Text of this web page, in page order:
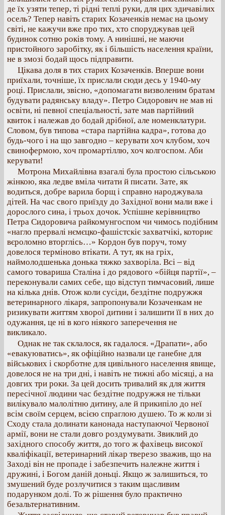
де їх узяти тепер, ті рідні теплі руки, для цих здичавілих
осель? Тепер навіть старих Козаченків немає на цьому
світі, не кажучи вже про тих, хто споруджував цей
будинок сотню років тому. А нинішні, не маючи
пристойного заробітку, як і більшість населення країни,
не в змозі бодай щось підправити.
Цікава доля в тих старих Козаченків. Вперше вони
приїхали, точніше, їх прислали сюди десь у 1940-му
році. Прислали, звісно, «допомагати визволеним братам
будувати радянську владу». Петро Сидорович не мав ні
освіти, ні певної спеціальності, зате мав партійний
квиток і належав до бодай дрібної, але номенклатури.
Словом, був типова «стара партійна кадра», готова до
будь-чого і на що завгодно – керувати хоч клубом, хоч
свинофермою, хоч промартіллю, хоч колгоспом. Аби
керувати!
Мотрона Михайлівна взагалі була простою сільською
жінкою, яка ледве вміла читати й писати. Зате, як
водиться, добре варила борщ і справно народжувала
дітей. На час свого приїзду до Західної вони мали вже і
дорослого сина, і трьох дочок. Успішне керівництво
Петра Сидоровича райкомунгоспом чи чимось подібним
«нагло прервалі нємєцко-фашістскіє захватчікі, коториє
вєроломно вторглісь…» Кордон був поруч, тому
довелося терміново втікати. А тут, як на гріх,
наймолодшенька донька тяжко захворіла. Всі – від
самого товариша Сталіна і до рядового «бійця партії», –
переконували самих себе, що відступ тимчасовий, лише
на кілька днів. Отож коли сусіди, бездітне подружжя
ветеринарного лікаря, запропонували Козаченкам не
ризикувати життям хворої дитини і залишити її в них до
одужання, це ні в кого ніякого заперечення не
викликало.
Однак не так склалося, як гадалося. «Драпати», або
«евакуюватись», як офіційно назвали це ганебне для
військових і скорботне для цивільного населення явище,
довелося не на три дні, і навіть не тижні або місяці, а на
довгих три роки. За цей досить тривалий як для життя
пересічної людини час бездітне подружжя не тільки
вилікувало малолітню дитину, але й прикипіло до неї
всім своїм серцем, всією спраглою душею. То ж коли зі
Сходу стала долинати канонада наступаючої Червоної
армії, вони не стали довго роздумувати. Звиклий до
західного способу життя, до того ж фахівець високої
кваліфікації, ветеринарний лікар тверезо зважив, що на
Заході він не пропаде і забезпечить належне життя і
дружині, і Богом даній доньці. Якщо ж залишиться, то
змушений буде розлучитися з таким щасливим
подарунком долі. То ж рішення було практично
безальтернативним.